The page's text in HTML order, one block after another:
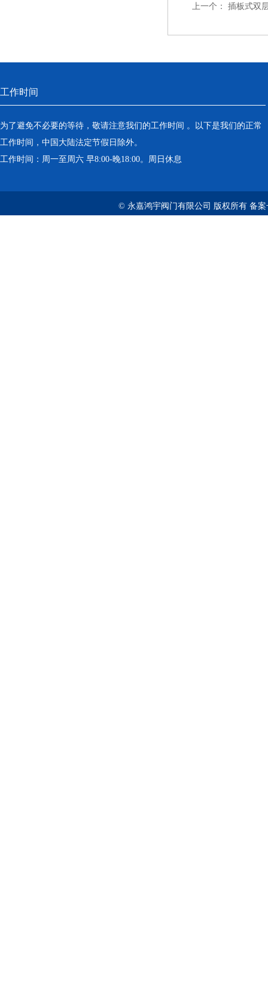
上一个： 插板式双
工作时间
为了避免不必要的等待，敬请注意我们的工作时间 。以下是我们的正常
工作时间，中国大陆法定节假日除外。
工作时间：周一至周六 早8:00-晚18:00。周日休息
© 永嘉鸿宇阀门有限公司 版权所有 备案